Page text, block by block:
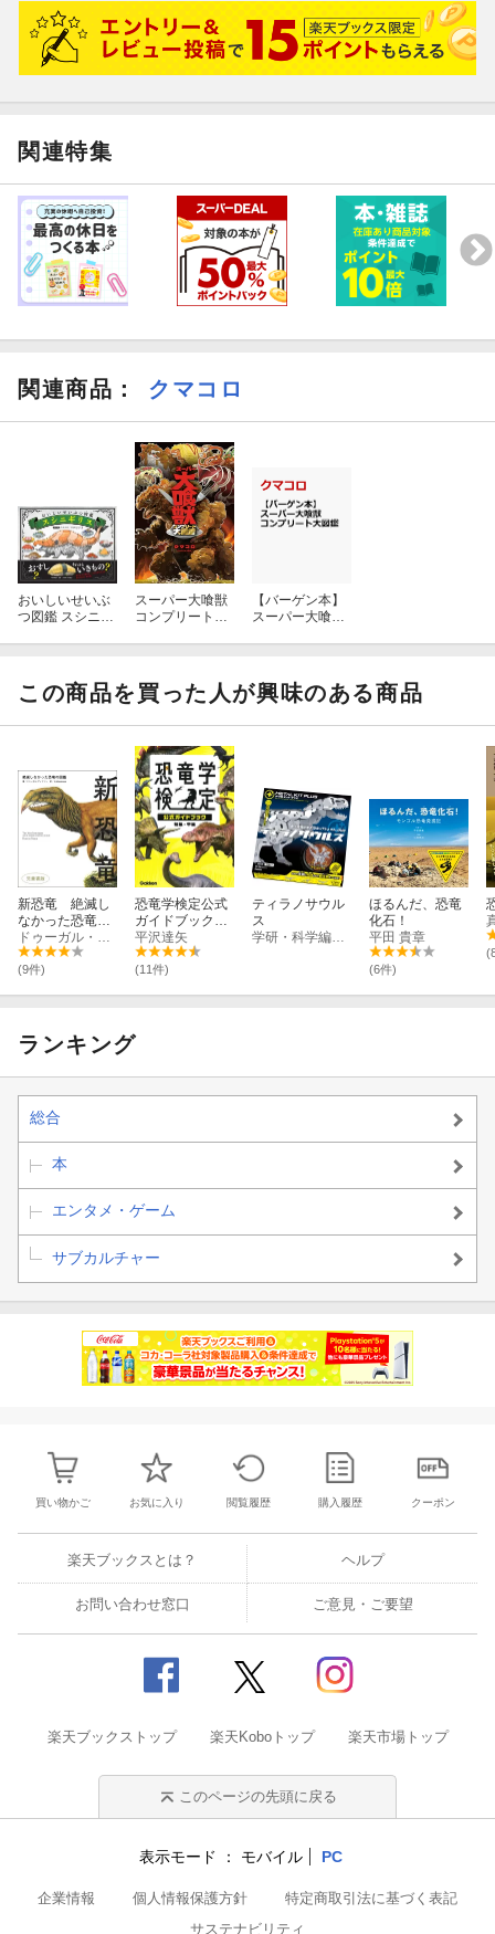
関連特集
関連商品 ： クマコロ
おいしいせいぶ
つ図鑑 スシニギ
スーパー大喰獣
コンプリート大
【バーゲン本】
スーパー大喰獣
この商品を買った人が興味のある商品
新恐竜 絶滅し
なかった恐竜の
図鑑 児童書版
ドゥーガル・ディクソン
(9件)
恐竜学検定公式
ガイドブック
初級・中級
平沢達矢
(11件)
ティラノサウル
ス
学研・科学編集室
ほるんだ、恐竜
化石！
平田 貴章
(6件)
ランキング
総合
本
エンタメ・ゲーム
サブカルチャー
買い物かご お気に入り 閲覧履歴 購入履歴 クーポン
楽天ブックスとは？ ヘルプ
お問い合わせ窓口 ご意見・ご要望
楽天ブックストップ 楽天Koboトップ 楽天市場トップ
このページの先頭に戻る
表示モード モバイル PC
企業情報 個人情報保護方針
特定商取引法に基づく表記
サステナビリティ